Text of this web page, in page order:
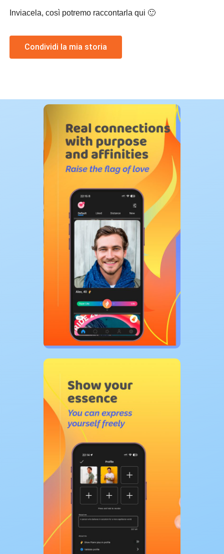
Inviacela, così potremo raccontarla qui 🙂
Condividi la mia storia